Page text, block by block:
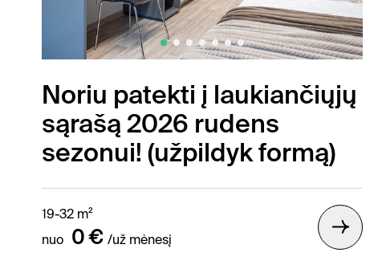
Noriu patekti į laukiančiųjų
sąrašą 2026 rudens
sezonui! (užpildyk formą)
19-32 m²
nuo
0 € /už mėnesį